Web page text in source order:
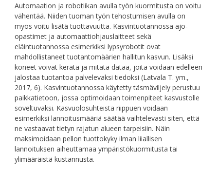
Automaation ja robotiikan avulla työn kuormitusta on voitu
vähentää. Niiden tuoman työn tehostumisen avulla on
myös voitu lisätä tuottavuutta. Kasvintuotannossa ajo-
opastimet ja automaattiohjauslaitteet sekä
eläintuotannossa esimerkiksi lypsyrobotit ovat
mahdollistaneet tuotantomäärien hallitun kasvun. Lisäksi
koneet voivat kerätä ja mitata dataa, joita voidaan edelleen
jalostaa tuotantoa palvelevaksi tiedoksi (Latvala T. ym.,
2017, 6). Kasvintuotannossa käytetty täsmäviljely perustuu
paikkatietoon, jossa optimoidaan toimenpiteet kasvustolle
soveltuvaksi. Kasvuolosuhteista riippuen voidaan
esimerkiksi lannoitusmääriä säätää vaihtelevasti siten, että
ne vastaavat tietyn rajatun alueen tarpeisiin. Näin
maksimoidaan pellon tuottokyky ilman liiallisen
lannoituksen aiheuttamaa ympäristökuormitusta tai
ylimääräistä kustannusta.